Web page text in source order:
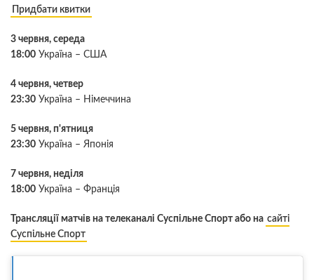
Придбати квитки
3 червня, середа
18:00 Україна – США
4 червня, четвер
23:30 Україна – Німеччина
5 червня, п'ятниця
23:30 Україна – Японія
7 червня, неділя
18:00 Україна – Франція
Трансляції матчів на телеканалі Суспільне Спорт або на сайті
Суспільне Спорт